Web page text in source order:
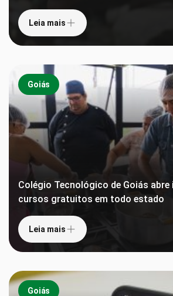
Leia mais
Goiás
Colégio Tecnológico de Goiás
cursos gratuitos em todo estado
Leia mais
Goiás